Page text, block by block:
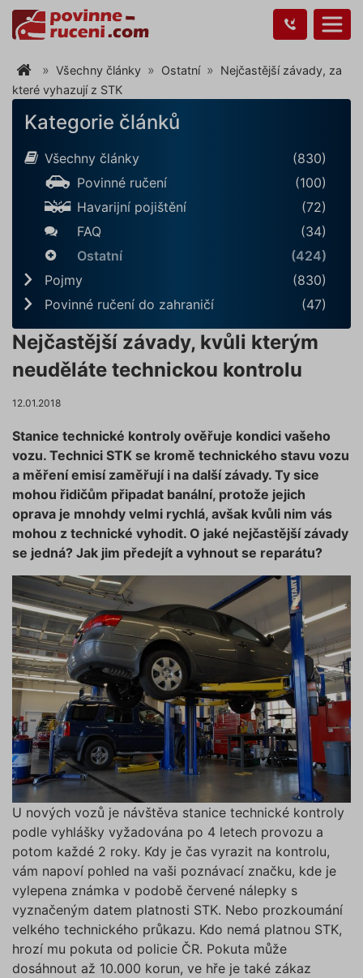
Všechny články Ostatní
Nejčastější závady, za
které vyhazují z STK
Kategorie článků
Všechny články
(830)
Povinné ručení
(100)
Havarijní pojištění
(72)
FAQ
(34)
Ostatní
(424)
Pojmy
(830)
Povinné ručení do zahraničí
(47)
Nejčastější závady, kvůli kterým
neuděláte technickou kontrolu
12.01.2018
Stanice technické kontroly ověřuje kondici vašeho
vozu. Technici STK se kromě technického stavu vozu
a měření emisí zaměřují i na další závady. Ty sice
mohou řidičům připadat banální, protože jejich
oprava je mnohdy velmi rychlá, avšak kvůli nim vás
mohou z technické vyhodit. O jaké nejčastější závady
se jedná? Jak jim předejít a vyhnout se reparátu?
U nových vozů je návštěva stanice technické kontroly
podle vyhlášky vyžadována po 4 letech provozu a
potom každé 2 roky. Kdy je čas vyrazit na kontrolu,
vám napoví pohled na vaši poznávací značku, kde je
vylepena známka v podobě červené nálepky s
vyznačeným datem platnosti STK. Nebo prozkoumání
velkého technického průkazu. Kdo nemá platnou STK,
hrozí mu pokuta od policie ČR. Pokuta může
dosáhnout až 10.000 korun, ve hře je také zákaz